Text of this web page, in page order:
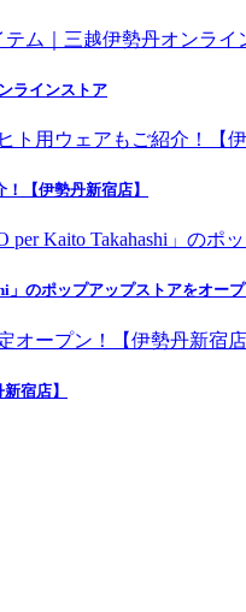
ラインストア
【伊勢丹新宿店】
のポップアップストアをオープ
宿店】